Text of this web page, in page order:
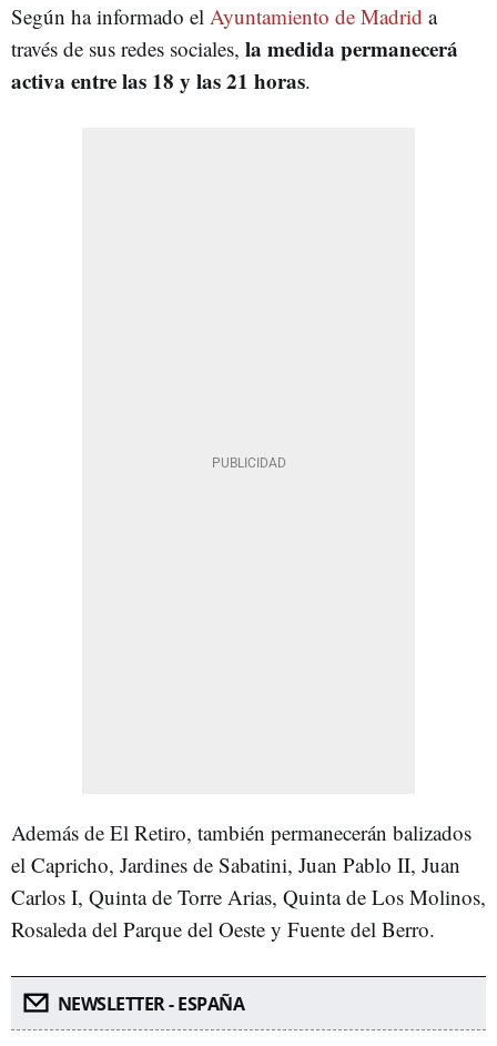
Según ha informado el Ayuntamiento de Madrid a
través de sus redes sociales, la medida permanecerá
activa entre las 18 y las 21 horas.
Además de El Retiro, también permanecerán balizados
el Capricho, Jardines de Sabatini, Juan Pablo II, Juan
Carlos I, Quinta de Torre Arias, Quinta de Los Molinos,
Rosaleda del Parque del Oeste y Fuente del Berro.
NEWSLETTER - ESPAÑA